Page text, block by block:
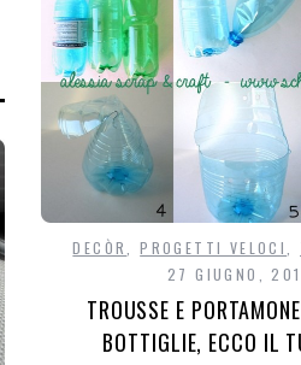
DECÒR ,PROGETTI VELOCI
27 GIUGNO,
TROUSSE E
BOTTIGLIE, ECCO IL